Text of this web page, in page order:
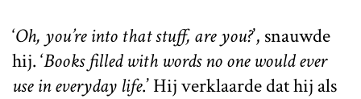
‘Oh, you’re into that stuff, are you?’, snauwde
hij. ‘Books filled with words no one would ever
use in everyday life.’ Hij verklaarde dat hij als